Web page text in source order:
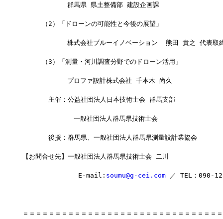
       　　 群馬県 県土整備部 建設企画課
（2）「ドローンの可能性と今後の展望」
　　 株式会社ブルーイノベーション  熊田 貴之 代表取
（3）「測量・河川調査分野でのドローン活用」
        　　プロファ設計株式会社 千本木 尚久
主催：公益社団法人日本技術士会 群馬支部
       　　　 一般社団法人群馬県技術士会
後援：群馬県、一般社団法人群馬県測量設計業協会
【お問合せ先】一般社団法人群馬県技術士会 二川
              E-mail:
soumu@g-cei.com ／ TEL：090-
＝＝＝＝＝＝＝＝＝＝＝＝＝＝＝＝＝＝＝＝＝＝＝＝＝＝＝＝＝＝